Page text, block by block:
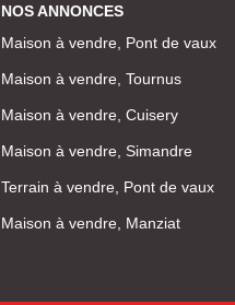
NOS ANNONCES
Maison à vendre, Pont de vaux
Maison à vendre, Tournus
Maison à vendre, Cuisery
Maison à vendre, Simandre
Terrain à vendre, Pont de vaux
Maison à vendre, Manziat